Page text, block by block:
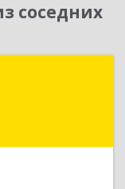
соседних
г, Садовая